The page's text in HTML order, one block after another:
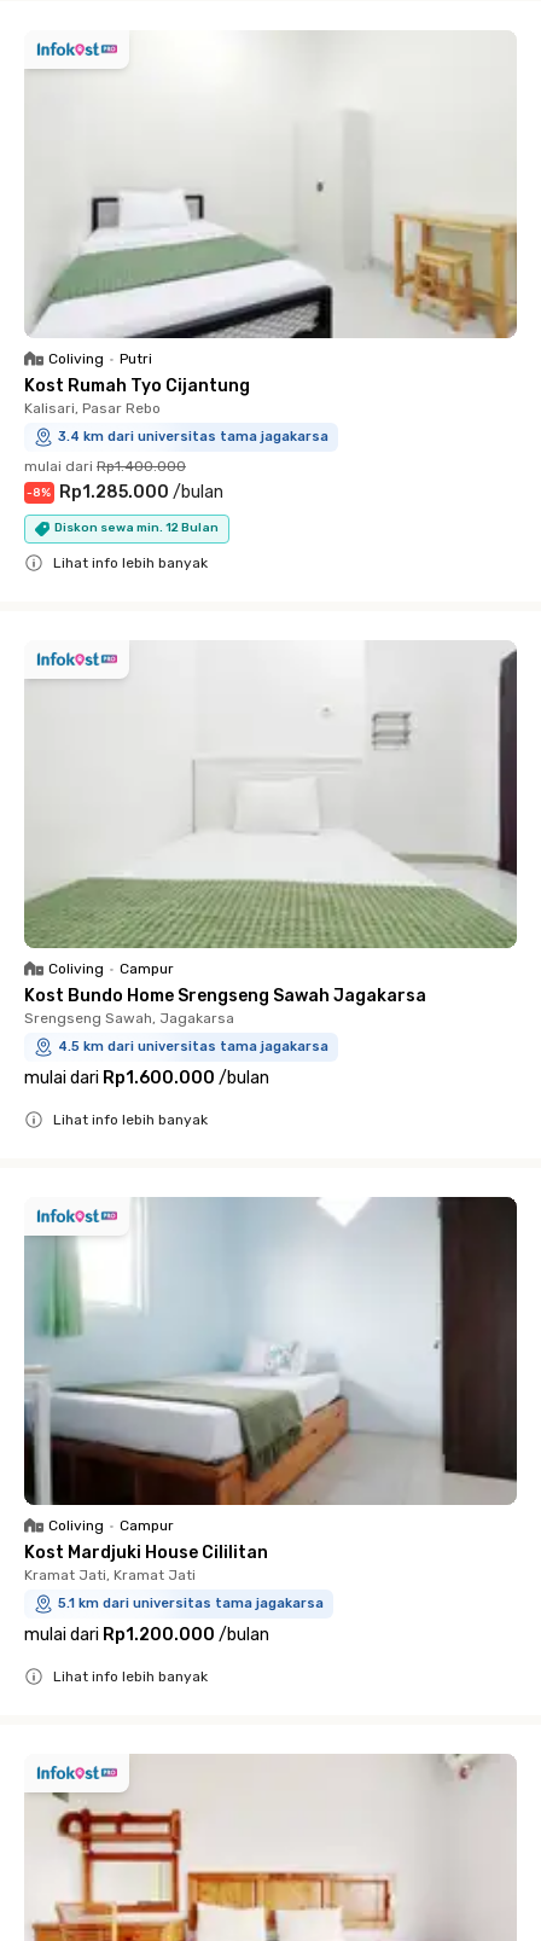
Coliving • Putri
Kost Rumah Tyo Cijantung
Kalisari, Pasar Rebo
3.4 km dari universitas tama jagakarsa
mulai dari Rp1.400.000
-8% Rp1.285.000 /bulan
Diskon sewa min. 12 Bulan
Lihat info lebih banyak
Coliving • Campur
Kost Bundo Home Srengseng Sawah Jagakarsa
Srengseng Sawah, Jagakarsa
4.5 km dari universitas tama jagakarsa
mulai dari Rp1.600.000 /bulan
Lihat info lebih banyak
Coliving • Campur
Kost Mardjuki House Cililitan
Kramat Jati, Kramat Jati
5.1 km dari universitas tama jagakarsa
mulai dari Rp1.200.000 /bulan
Lihat info lebih banyak